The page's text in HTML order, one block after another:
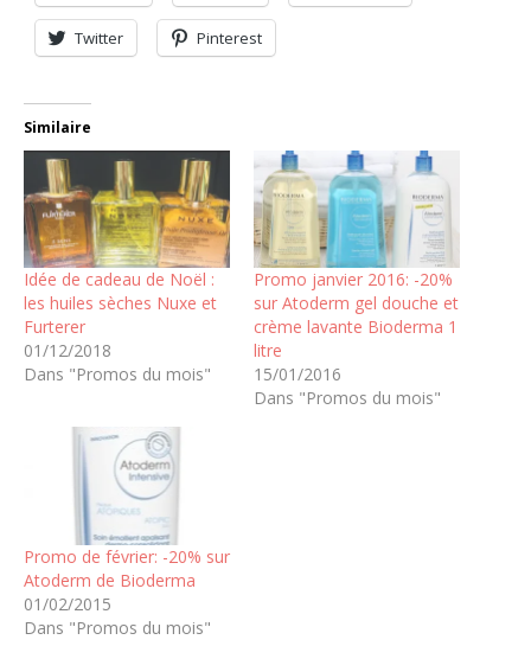
Twitter Pinterest
Similaire
Idée de cadeau de Noël :
les huiles sèches Nuxe et
Furterer
01/12/2018
Dans "Promos du mois"
Promo janvier 2016: -20%
sur Atoderm gel douche et
crème lavante Bioderma 1
litre
15/01/2016
Dans "Promos du mois"
Promo de février: -20% sur
Atoderm de Bioderma
01/02/2015
Dans "Promos du mois"